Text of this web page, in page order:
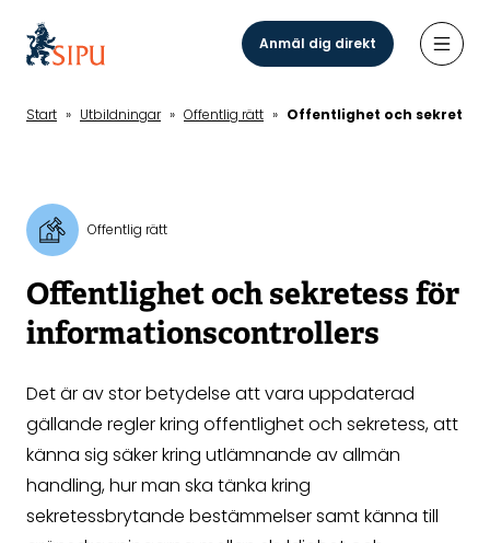
huvudinnehåll
Anmäl dig direkt
Start » Utbildningar » Offentlig rätt » Offentlighet och
Offentlig rätt
Offentlighet och sekretess för
informationscontrollers
Det är av stor betydelse att vara uppdaterad
gällande regler kring offentlighet och sekretess, att
känna sig säker kring utlämnande av allmän
handling, hur man ska tänka kring
sekretessbrytande bestämmelser samt känna till